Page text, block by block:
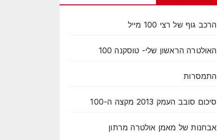
הרכב גוף של רצי 100 מייל
האולטרה הראשון שלי- טוסקנה 100
התמסרות
סיכום סובב העמק 2013 מקצה ה-100
אבחנות של מאמן אולטרה מרתון